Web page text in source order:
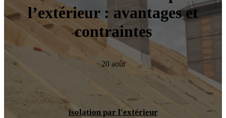
l’extérieur : avantages et
contraintes
20 août
isolation par l'extérieur